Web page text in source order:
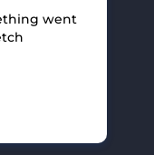
went